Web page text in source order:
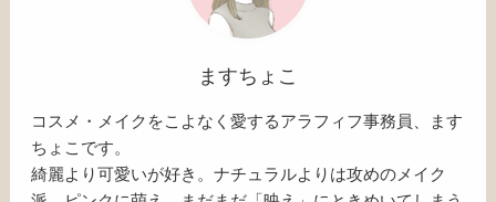
ますちょこ
コスメ・メイクをこよなく愛するアラフィフ事務員、ます
ちょこです。
綺麗より可愛いが好き。ナチュラルよりは攻めのメイク